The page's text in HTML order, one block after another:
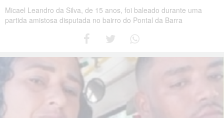
Micael Leandro da Silva, de 15 anos, foi baleado durante uma
partida amistosa disputada no bairro do Pontal da Barra